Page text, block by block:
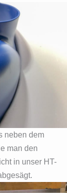
neben dem
man den
in unser HT-